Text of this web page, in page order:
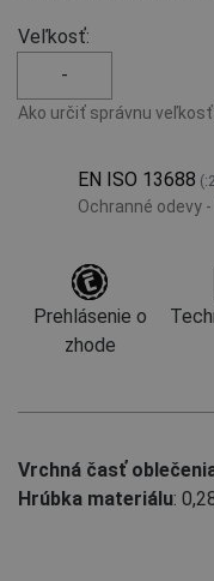
Veľkosť:
-
Ako určiť správnu
EN ISO 13688
Ochranné odevy
Prehlásenie o
zhode
Vrchná časť
Hrúbka materiálu: